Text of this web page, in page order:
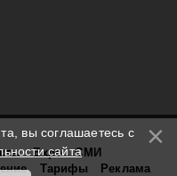
Expo
СМИ
Тарифы Реклама
вы соглашаетесь с
сайта